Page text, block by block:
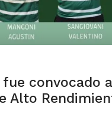
convocado
Alto